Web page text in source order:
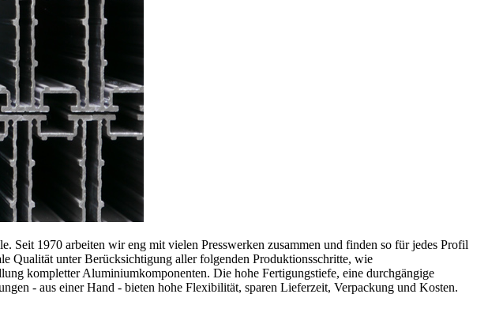
1970 arbeiten wir eng mit vielen Presswerken zusammen und finden so für jedes Profil
Qualität unter Berücksichtigung aller folgenden Produktionsschritte, wie
kompletter Aluminiumkomponenten. Die hohe Fertigungstiefe, eine durchgängige
- aus einer Hand - bieten hohe Flexibilität, sparen Lieferzeit, Verpackung und Kosten.